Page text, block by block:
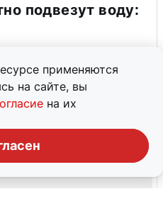
применяются
на сайте, вы
на их
подвезут воду: